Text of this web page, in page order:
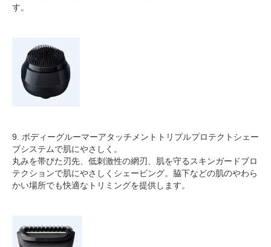
す。
9. ボディーグルーマーアタッチメントトリプルプロテクトシェー
ブシステムで肌にやさしく。
丸みを帯びた刃先、低刺激性の網刃、肌を守るスキンガードプロ
テクションで肌にやさしくシェービング。脇下などの肌のやわら
かい場所でも快適なトリミングを提供します。